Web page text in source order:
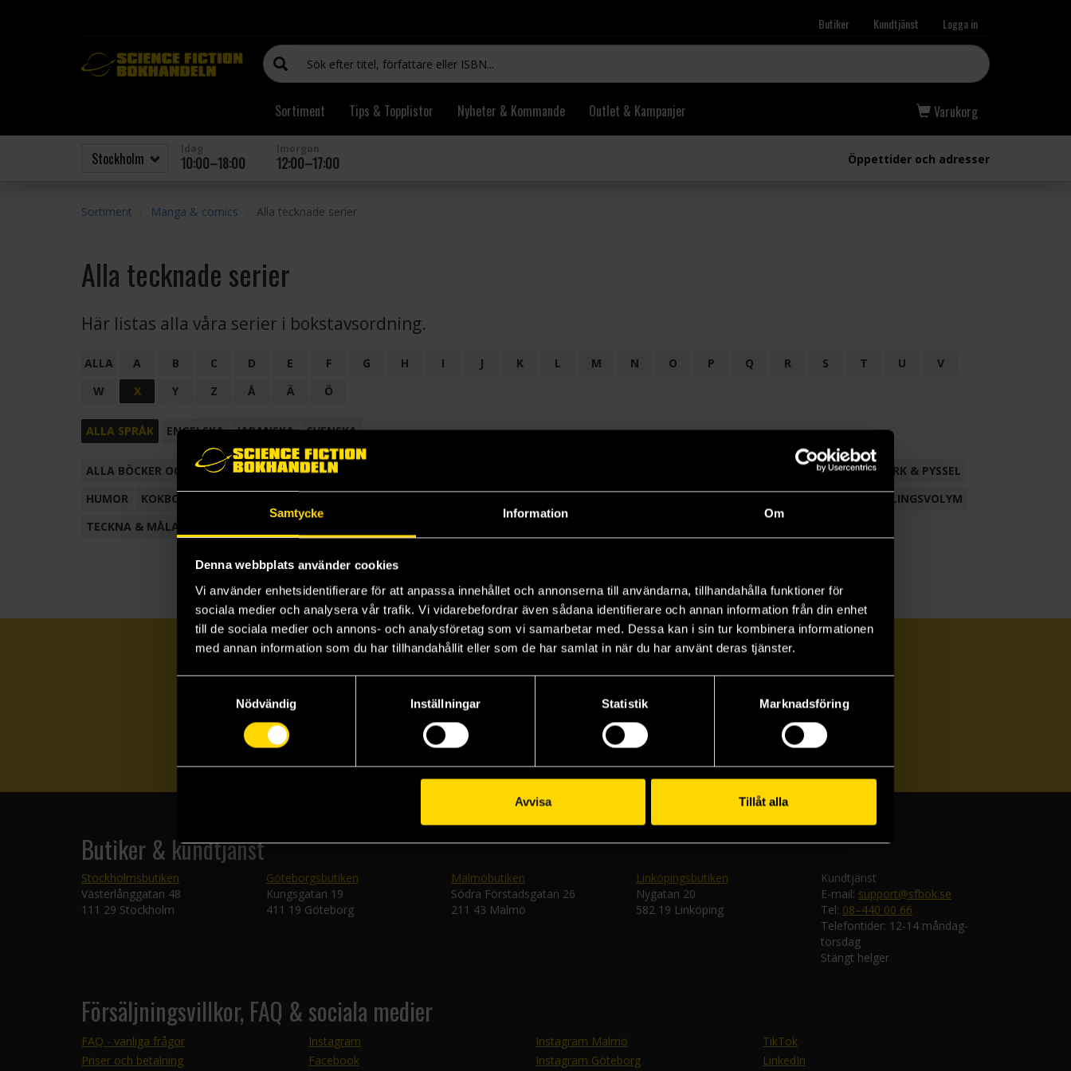
Samtycke Information Om
Denna webbplats använder cookies
Vi använder enhetsidentifierare för att anpassa innehållet och annonserna till användarna, tillhandahålla funktioner för
sociala medier och analysera vår trafik. Vi vidarebefordrar även sådana identifierare och annan information från din enhet
till de sociala medier och annons- och analysföretag som vi samarbetar med. Dessa kan i sin tur kombinera informationen
med annan information som du har tillhandahållit eller som de har samlat in när du har använt deras tjänster.
Nödvändig
Inställningar Statistik Marknadsföring
Avvisa Tillåt alla
Butiker Kundtjänst Logga in
Sortiment Tips & Topplistor Nyheter & Kommande Outlet & Kampanjer Varukorg
10:00–18:00 12:00–17:00 Öppettider och adresser
Sortiment Manga & comics Alla tecknade serier
Alla tecknade serier
Här listas alla våra serier i bokstavsordning.
ALLA A B C D E F G H I J K L M N O P Q R S T U
V
W
X Y Z Å Ä Ö
ALLA SPRÅK ENGELSKA JAPANSKA SVENSKA
ALLA BÖCKER OCH TECKNADE SERIER ANTOLOGI FACKLITTERATUR
HANTVERK & PYSSEL
HUMOR
KOKBOK
SAMLINGSVOLYM
TECKNA & MÅLA
Prenumerera på vårt nyhetsbrev
Butiker & kundtjänst
Stockholmsbutiken
Västerlånggatan 48
111 29 Stockholm
Göteborgsbutiken
Kungsgatan 19
411 19 Göteborg
Malmöbutiken
Södra Förstadsgatan 26
211 43 Malmö
Linköpingsbutiken
Nygatan 20
582 19 Linköping
Kundtjänst
E-mail: support@sfbok.se
Tel: 08–440 00 66
Telefontider: 12-14 måndag-
torsdag
Stängt helger
Försäljningsvillkor, FAQ & sociala medier
FAQ - vanliga frågor
Priser och betalning
Instagram
Facebook
Instagram Malmö
Instagram Göteborg
TikTok
LinkedIn